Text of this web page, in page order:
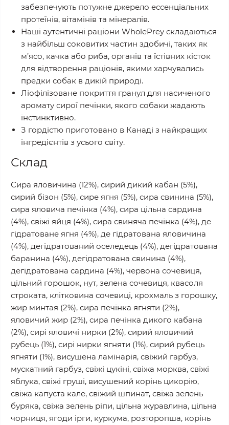
забезпечують потужне джерело ессенціальних
протеїнів, вітамінів та мінералів.
Наші аутентичні раціони WholePrey складаються
з найбільш соковитих частин здобичі, таких як
м’ясо, качка або риба, органів та їстівних кісток
для відтворення раціонів, якими харчувались
предки собак в дикій природі.
Ліофілізоване покриття гранул для насиченого
аромату сирої печінки, якого собаки жадають
інстинктивно.
З гордістю приготовано в Канаді з найкращих
інгредієнтів з усього світу.
Склад
Сира яловичина (12%), сирий дикий кабан (5%),
сирий бізон (5%), сире ягня (5%), сира свинина (5%),
сира яловича печінка (4%), сира цільна сардина
(4%), свіжі яйця (4%), сира свиняча печінка (4%), де
гідратоване ягня (4%), де гідратована яловичина
(4%), дегідратований оселедець (4%), дегідратована
баранина (4%), дегідратована свинина (4%),
дегідратована сардина (4%), червона сочевиця,
цільний горошок, нут, зелена сочевиця, квасоля
строката, клітковина сочевиці, крохмаль з горошку,
жир минтая (2%), сира печінка ягняти (2%),
яловичий жир (2%), сира печінка дикого кабана
(2%), сирі яловичі нирки (2%), сирий яловичий
рубець (1%), сирі нирки ягняти (1%), сирий рубець
ягняти (1%), висушена ламінарія, свіжий гарбуз,
мускатний гарбуз, свіжі цукіні, свіжа морква, свіжі
яблука, свіжі груші, висушений корінь цикорію,
свіжа капуста кале, свіжий шпинат, свіжа зелень
буряка, свіжа зелень ріпи, цільна журавлина, цільна
чорниця, ягоди ірги, куркума, розторопша, корінь